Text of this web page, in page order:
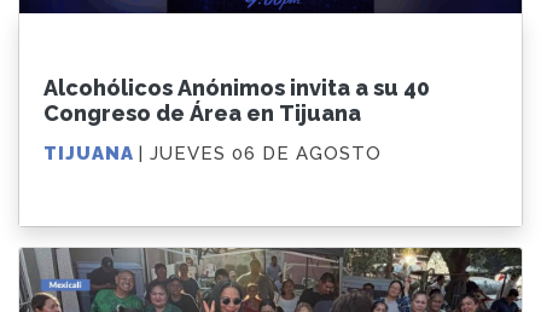
Alcohólicos Anónimos invita a su 40
Congreso de Área en Tijuana
TIJUANA | JUEVES 06 DE AGOSTO